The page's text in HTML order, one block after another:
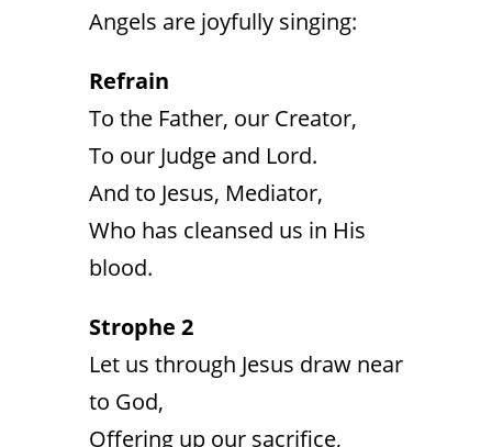
Angels are joyfully singing:
Refrain
To the Father, our Creator,
To our Judge and Lord.
And to Jesus, Mediator,
Who has cleansed us in His
blood.
Strophe 2
Let us through Jesus draw near
to God,
Offering up our sacrifice,